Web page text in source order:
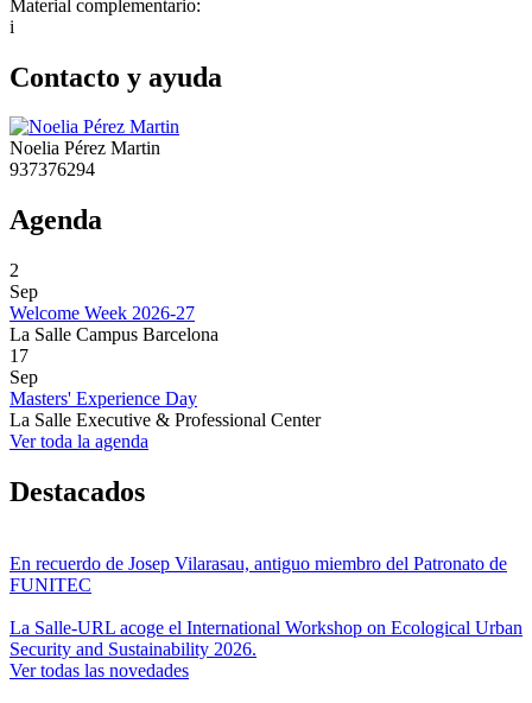
Material complementario:
i
Contacto y ayuda
Noelia Pérez Martin
937376294
Agenda
2
Sep
Welcome Week 2026-27
La Salle Campus Barcelona
17
Sep
Masters' Experience Day
La Salle Executive & Professional Center
Ver toda la agenda
Destacados
En recuerdo de Josep Vilarasau, antiguo miembro del Patronato de
FUNITEC
La Salle-URL acoge el International Workshop on Ecological Urban
Security and Sustainability 2026.
Ver todas las novedades